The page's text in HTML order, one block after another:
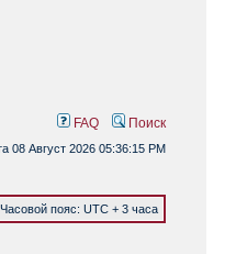
FAQ Поиск
08 Август 2026 05:36:15 PM
Часовой пояс: UTC + 3 часа